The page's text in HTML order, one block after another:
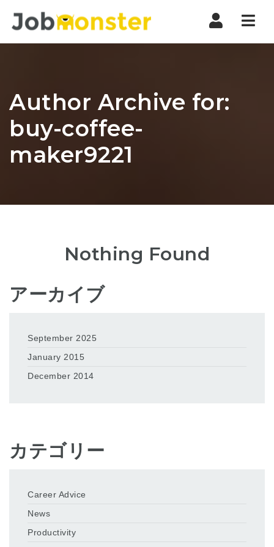
Author Archive for:
buy-coffee-
maker9221
Nothing Found
アーカイブ
September 2025
January 2015
December 2014
カテゴリー
Career Advice
News
Productivity